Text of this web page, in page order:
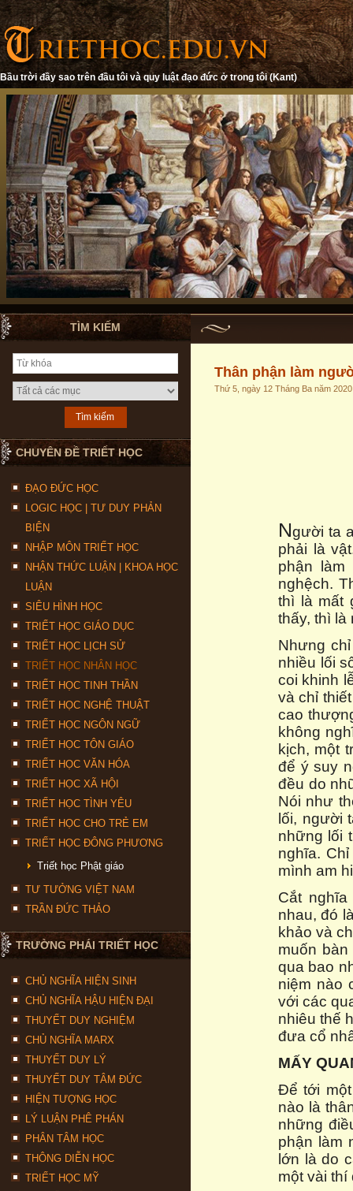
Bầu trời đầy sao trên đầu tôi và quy luật đạo đức ở trong tôi (Kant)
TÌM KIẾM
CHUYÊN ĐỀ TRIẾT HỌC
ĐẠO ĐỨC HỌC
LOGIC HỌC | TƯ DUY PHẢN
BIỆN
NHẬP MÔN TRIẾT HỌC
NHẬN THỨC LUẬN | KHOA HỌC
LUẬN
SIÊU HÌNH HỌC
TRIẾT HỌC GIÁO DỤC
TRIẾT HỌC LỊCH SỬ
TRIẾT HỌC NHÂN HỌC
TRIẾT HỌC TINH THẦN
TRIẾT HỌC NGHỆ THUẬT
TRIẾT HỌC NGÔN NGỮ
TRIẾT HỌC TÔN GIÁO
TRIẾT HỌC VĂN HÓA
TRIẾT HỌC XÃ HỘI
TRIẾT HỌC TÌNH YÊU
TRIẾT HỌC CHO TRẺ EM
TRIẾT HỌC ĐÔNG PHƯƠNG
Triết học Phật giáo
TƯ TƯỞNG VIỆT NAM
TRẦN ĐỨC THẢO
TRƯỜNG PHÁI TRIẾT HỌC
CHỦ NGHĨA HIỆN SINH
CHỦ NGHĨA HẬU HIỆN ĐẠI
THUYẾT DUY NGHIỆM
CHỦ NGHĨA MARX
THUYẾT DUY LÝ
THUYẾT DUY TÂM ĐỨC
HIỆN TƯỢNG HỌC
LÝ LUẬN PHÊ PHÁN
PHÂN TÂM HỌC
THÔNG DIỄN HỌC
TRIẾT HỌC MỸ
Thân phận làm
Thứ 5, ngày 12 Tháng Ba năm 2020
Người ta
phải là
phận
nghệch.
thì là mất
thấy, thì là
Nhưng
nhiều lối
coi khinh
và chỉ
cao
không
kịch, một
để ý suy
đều do
Nói như
lối, người
những lối
nghĩa.
mình am
Cắt
nhau, đó
khảo và
muốn
qua bao
niệm nào
với các
nhiêu thế
đưa cổ
MẤY
Để tới
nào là
những
phận làm
lớn là do
một vài thí